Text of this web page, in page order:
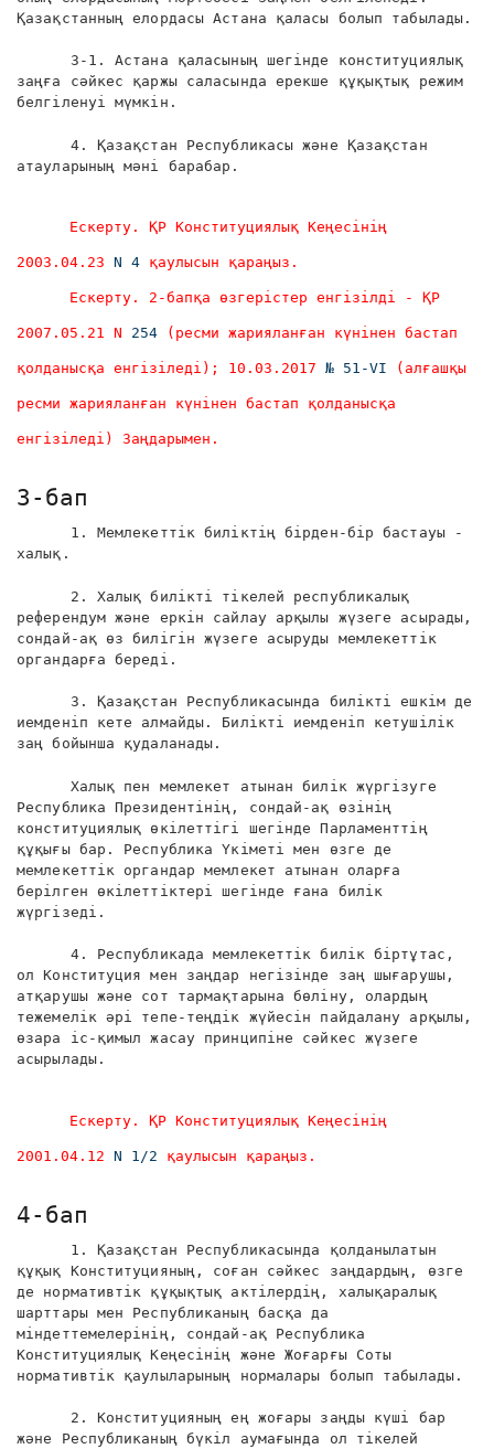
Қазақстанның елордасы Астана қаласы болып табылады.
3-1. Астана қаласының шегінде конституциялық
заңға сәйкес қаржы саласында ерекше құқықтық режим
белгіленуі мүмкін.
4. Қазақстан Республикасы және Қазақстан
атауларының мәні барабар.
Ескерту. ҚР Конституциялық Кеңесінің
2003.04.23 N 4 қаулысын қараңыз.
Ескерту. 2-бапқа өзгерістер енгізілді - ҚР
2007.05.21 N 254 (ресми жарияланған күнінен бастап
қолданысқа енгізіледі); 10.03.2017 № 51-VI (алғашқы
ресми жарияланған күнінен бастап қолданысқа
енгізіледі) Заңдарымен.
3-бап
1. Мемлекеттік биліктің бірден-бір бастауы -
халық.
2. Халық билікті тікелей республикалық
референдум және еркін сайлау арқылы жүзеге асырады,
сондай-ақ өз билігін жүзеге асыруды мемлекеттік
органдарға береді.
3. Қазақстан Республикасында билікті ешкім де
иемденіп кете алмайды. Билікті иемденіп кетушілік
заң бойынша қудаланады.
Халық пен мемлекет атынан билік жүргізуге
Республика Президентінің, сондай-ақ өзінің
конституциялық өкілеттігі шегінде Парламенттің
құқығы бар. Республика Үкіметі мен өзге де
мемлекеттік органдар мемлекет атынан оларға
берілген өкілеттіктері шегінде ғана билік
жүргізеді.
4. Республикада мемлекеттік билік біртұтас,
ол Конституция мен заңдар негізінде заң шығарушы,
атқарушы және сот тармақтарына бөліну, олардың
тежемелік әрі тепе-теңдік жүйесін пайдалану арқылы,
өзара іс-қимыл жасау принципіне сәйкес жүзеге
асырылады.
Ескерту. ҚР Конституциялық Кеңесінің
2001.04.12 N 1/2 қаулысын қараңыз.
4-бап
1. Қазақстан Республикасында қолданылатын
құқық Конституцияның, соған сәйкес заңдардың, өзге
де нормативтік құқықтық актілердің, халықаралық
шарттары мен Республиканың басқа да
міндеттемелерінің, сондай-ақ Республика
Конституциялық Кеңесінің және Жоғарғы Соты
нормативтік қаулыларының нормалары болып табылады.
2. Конституцияның ең жоғары заңды күші бар
және Республиканың бүкіл аумағында ол тікелей